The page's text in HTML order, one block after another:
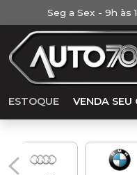
Seg a Sex - 9h às
ESTOQUE VENDA SEU